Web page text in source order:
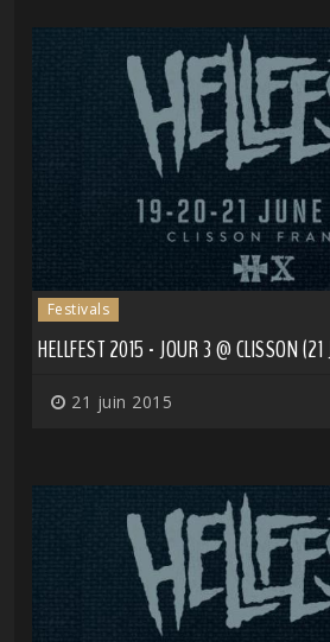
Festivals
HELLFEST 2015 - JOUR 3 @ CLISSON
21 juin 2015